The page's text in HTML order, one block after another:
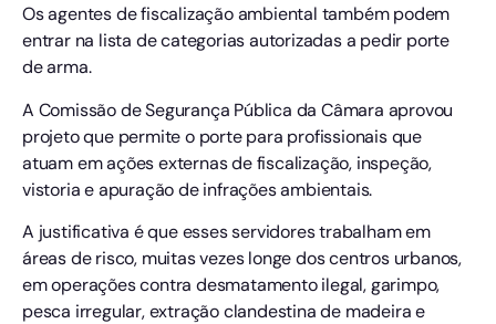
Os agentes de fiscalização ambiental também podem
entrar na lista de categorias autorizadas a pedir porte
de arma.
A Comissão de Segurança Pública da Câmara aprovou
projeto que permite o porte para profissionais que
atuam em ações externas de fiscalização, inspeção,
vistoria e apuração de infrações ambientais.
A justificativa é que esses servidores trabalham em
áreas de risco, muitas vezes longe dos centros urbanos,
em operações contra desmatamento ilegal, garimpo,
pesca irregular, extração clandestina de madeira e